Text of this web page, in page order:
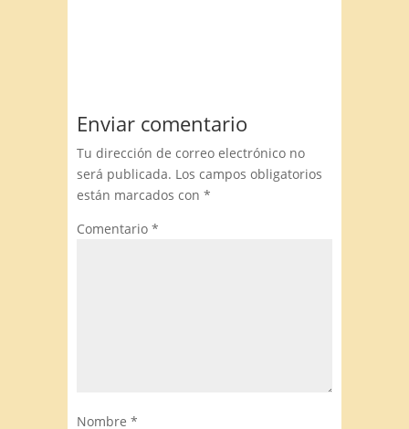
Enviar comentario
Tu dirección de correo electrónico no
será publicada. Los campos obligatorios
están marcados con *
Comentario *
Nombre *